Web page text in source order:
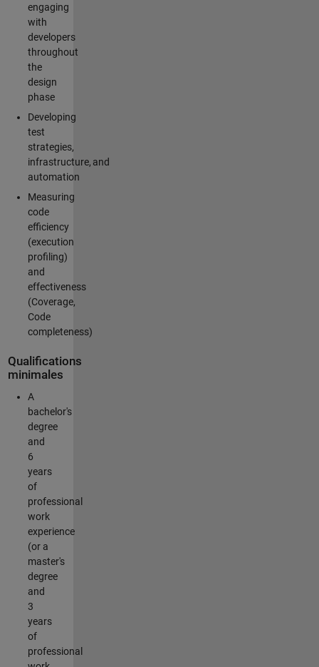
engaging
with
developers
throughout
the
design
phase
Developing
test
strategies,
infrastructure, and
automation
Measuring
code
efficiency
(execution
profiling)
and
effectiveness
(Coverage,
Code
completeness)
Qualifications
minimales
A
bachelor's
degree
and
6
years
of
professional
work
experience
(or a
master's
degree
and
3
years
of
professional